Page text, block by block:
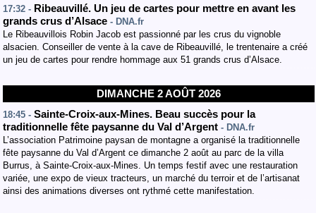
17:32 - Ribeauvillé. Un jeu de cartes pour mettre en avant les
grands crus d’Alsace - DNA.fr
Le Ribeauvillois Robin Jacob est passionné par les crus du vignoble
alsacien. Conseiller de vente à la cave de Ribeauvillé, le trentenaire a créé
un jeu de cartes pour rendre hommage aux 51 grands crus d’Alsace.
DIMANCHE 2 AOÛT 2026
18:45 - Sainte-Croix-aux-Mines. Beau succès pour la
traditionnelle fête paysanne du Val d’Argent - DNA.fr
L’association Patrimoine paysan de montagne a organisé la traditionnelle
fête paysanne du Val d’Argent ce dimanche 2 août au parc de la villa
Burrus, à Sainte-Croix-aux-Mines. Un temps festif avec une restauration
variée, une expo de vieux tracteurs, un marché du terroir et de l’artisanat
ainsi des animations diverses ont rythmé cette manifestation.